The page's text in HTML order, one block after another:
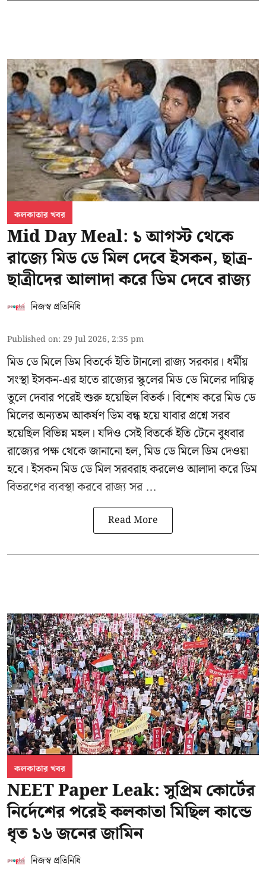
কলকাতার খবর
Mid Day Meal: ১ আগস্ট থেকে
রাজ্যে মিড ডে মিল দেবে ইসকন, ছাত্র-
ছাত্রীদের আলাদা করে ডিম দেবে রাজ্য
নিজস্ব প্রতিনিধি
Published on: 29 Jul 2026, 2:35 pm
মিড ডে মিলে ডিম বিতর্কে ইতি টানলো রাজ্য সরকার। ধর্মীয়
সংস্থা ইসকন-এর হাতে রাজ্যের স্কুলের মিড ডে মিলের দায়িত্ব
তুলে দেবার পরেই শুরু হয়েছিল বিতর্ক। বিশেষ করে মিড ডে
মিলের অন্যতম আকর্ষণ ডিম বন্ধ হয়ে যাবার প্রশ্নে সরব
হয়েছিল বিভিন্ন মহল। যদিও সেই বিতর্কে ইতি টেনে বুধবার
রাজ্যের পক্ষ থেকে জানানো হল, মিড ডে মিলে ডিম দেওয়া
হবে। ইসকন মিড ডে মিল সরবরাহ করলেও আলাদা করে ডিম
বিতরণের ব্যবস্থা করবে রাজ্য সর ...
Read More
কলকাতার খবর
NEET Paper Leak: সুপ্রিম কোর্টের
নির্দেশের পরেই কলকাতা মিছিল কান্ডে
ধৃত ১৬ জনের জামিন
নিজস্ব প্রতিনিধি